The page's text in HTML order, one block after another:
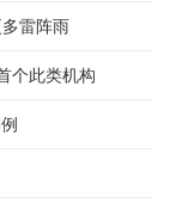
雷阵雨
个此类机构